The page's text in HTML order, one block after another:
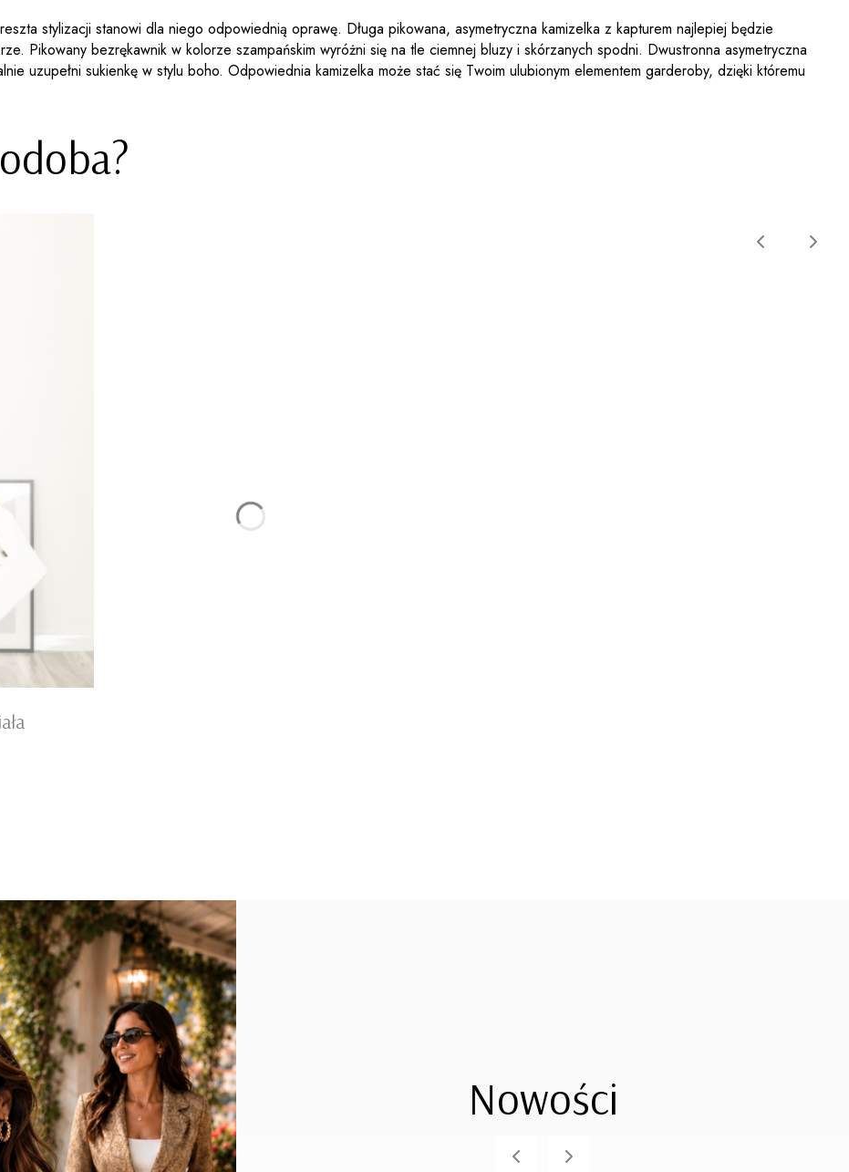
stylizacji stanowi dla niego odpowiednią oprawę. Długa pikowana, asymetryczna kamizelka z kapturem najlepiej będzie
Pikowany bezrękawnik w kolorze szampańskim wyróżni się na tle ciemnej bluzy i skórzanych spodni. Dwustronna asymetryczna
uzupełni sukienkę w stylu boho. Odpowiednia kamizelka może stać się Twoim ulubionym elementem garderoby, dzięki któremu
Nowości